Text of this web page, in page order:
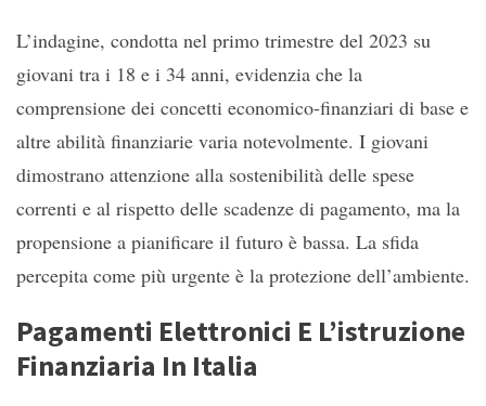
L’indagine, condotta nel primo trimestre del 2023 su
giovani tra i 18 e i 34 anni, evidenzia che la
comprensione dei concetti economico-finanziari di base e
altre abilità finanziarie varia notevolmente. I giovani
dimostrano attenzione alla sostenibilità delle spese
correnti e al rispetto delle scadenze di pagamento, ma la
propensione a pianificare il futuro è bassa. La sfida
percepita come più urgente è la protezione dell’ambiente.
Pagamenti Elettronici E L’istruzione
Finanziaria In Italia